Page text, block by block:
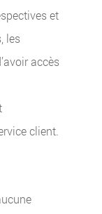
et
les
accès
client.